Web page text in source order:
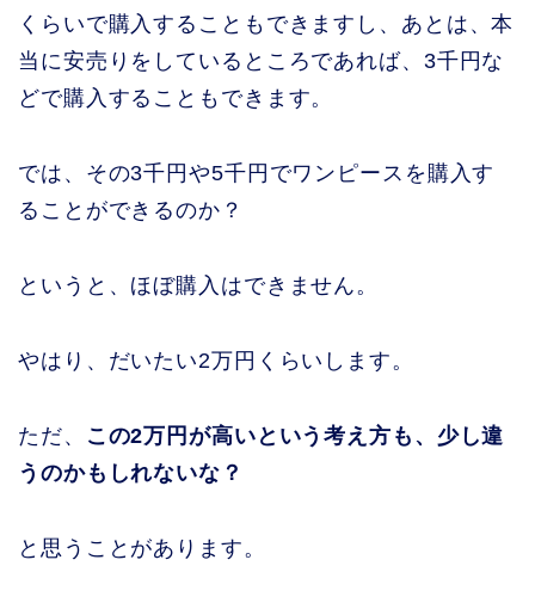
くらいで購入することもできますし、あとは、本
当に安売りをしているところであれば、3千円な
どで購入することもできます。
では、その3千円や5千円でワンピースを購入す
ることができるのか？
というと、ほぼ購入はできません。
やはり、だいたい2万円くらいします。
ただ、
この2万円が高いという考え方も、少し違
うのかもしれないな？
と思うことがあります。